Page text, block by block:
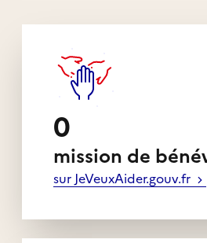
0
mission de
sur JeVeuxAider.gouv.fr